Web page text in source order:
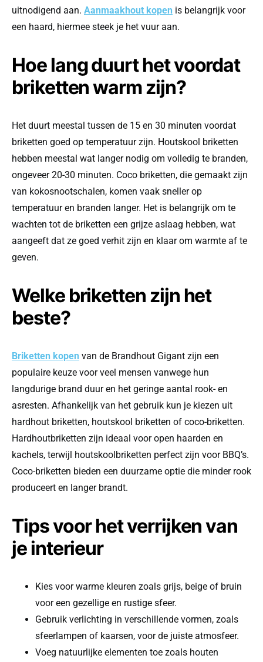
uitnodigend aan. Aanmaakhout kopen is belangrijk voor
een haard, hiermee steek je het vuur aan.
Hoe lang duurt het voordat
briketten warm zijn?
Het duurt meestal tussen de 15 en 30 minuten voordat
briketten goed op temperatuur zijn. Houtskool briketten
hebben meestal wat langer nodig om volledig te branden,
ongeveer 20-30 minuten. Coco briketten, die gemaakt zijn
van kokosnootschalen, komen vaak sneller op
temperatuur en branden langer. Het is belangrijk om te
wachten tot de briketten een grijze aslaag hebben, wat
aangeeft dat ze goed verhit zijn en klaar om warmte af te
geven.
Welke briketten zijn het
beste?
Briketten kopen van de Brandhout Gigant zijn een
populaire keuze voor veel mensen vanwege hun
langdurige brand duur en het geringe aantal rook- en
asresten. Afhankelijk van het gebruik kun je kiezen uit
hardhout briketten, houtskool briketten of coco-briketten.
Hardhoutbriketten zijn ideaal voor open haarden en
kachels, terwijl houtskoolbriketten perfect zijn voor BBQ’s.
Coco-briketten bieden een duurzame optie die minder rook
produceert en langer brandt.
Tips voor het verrijken van
je interieur
Kies voor warme kleuren zoals grijs, beige of bruin
voor een gezellige en rustige sfeer.
Gebruik verlichting in verschillende vormen, zoals
sfeerlampen of kaarsen, voor de juiste atmosfeer.
Voeg natuurlijke elementen toe zoals houten